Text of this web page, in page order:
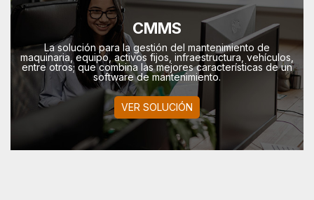
CMMS
La solución para la gestión del mantenimiento de
maquinaria, equipo, activos fijos, infraestructura, vehí­culos,
entre otros; que combina las mejores características de un
software de mantenimiento.
VER SOLUCIÓN